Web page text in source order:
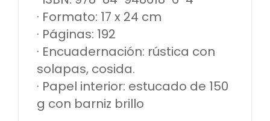
· Formato: 17 x 24 cm
· Páginas: 192
· Encuadernación: rústica con
solapas, cosida.
· Papel interior: estucado de 150
g con barniz brillo